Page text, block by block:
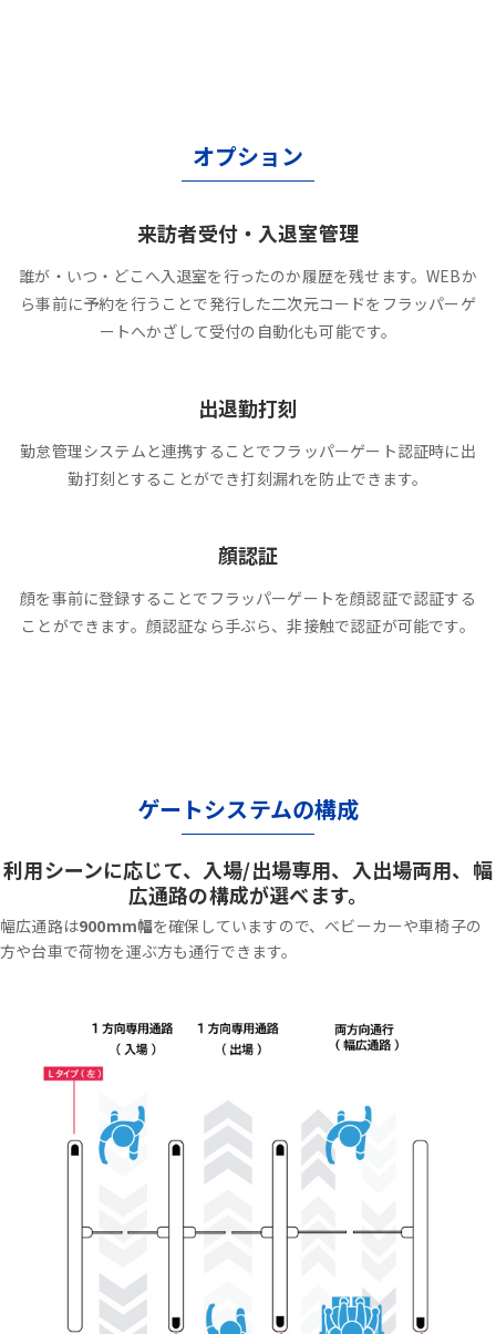
オプション
来訪者受付・入退室管理
誰が・いつ・どこへ入退室を行ったのか履歴を残せます。WEBか
ら事前に予約を行うことで発行した二次元コードをフラッパーゲ
ートへかざして受付の自動化も可能です。
出退勤打刻
勤怠管理システムと連携することでフラッパーゲート認証時に出
勤打刻とすることができ打刻漏れを防止できます。
顔認証
顔を事前に登録することでフラッパーゲートを顔認証で認証する
ことができます。顔認証なら手ぶら、非接触で認証が可能です。
ゲートシステムの構成
利用シーンに応じて、入場/出場専用、入出場両用、幅
広通路の構成が選べます。
幅広通路は900mm幅を確保していますので、ベビーカーや車椅子の
方や台車で荷物を運ぶ方も通行できます。